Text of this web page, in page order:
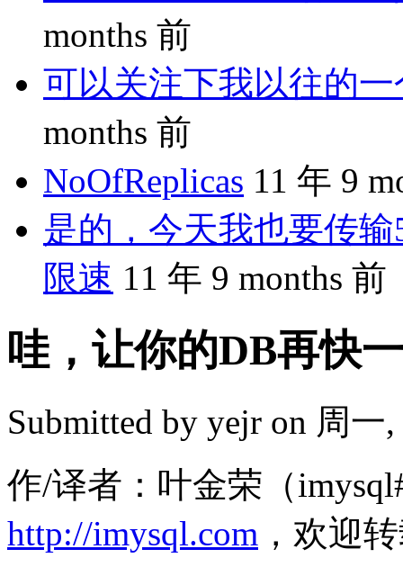
months 前
可以关注下我以往的
months 前
NoOfReplicas 11 年 9
是的，今天我也要传
限速 11 年 9 months 前
哇，让你的DB再快
Submitted by yejr on 周一,
作/译者：叶金荣（
http://imysql.com ，欢迎